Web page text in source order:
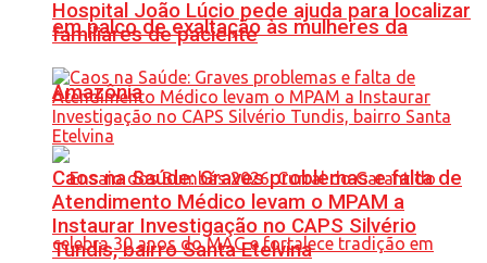
em palco de exaltação às mulheres da
Amazônia
Hospital João Lúcio pede ajuda para localizar
familiares de paciente
Caos na Saúde: Graves problemas e falta de
Atendimento Médico levam o MPAM a
Instaurar Investigação no CAPS Silvério
Tundis, bairro Santa Etelvina